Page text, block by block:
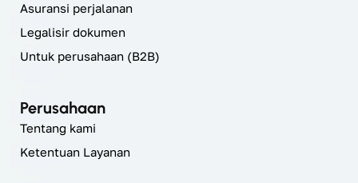
Asuransi perjalanan
Legalisir dokumen
Untuk perusahaan (B2B)
Perusahaan
Tentang kami
Ketentuan Layanan